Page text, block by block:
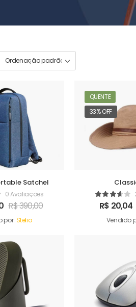
Satchel
0 Avaliações
R$390,00
por: Stelio
QUENTE
33% OFF
R$ 20,04
Vendido